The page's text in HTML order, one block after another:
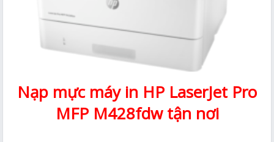
Nạp mực máy in HP LaserJet Pro
MFP M428fdw tận nơi